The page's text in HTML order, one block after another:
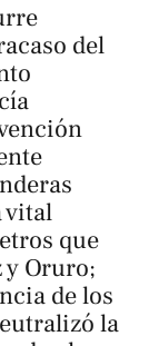
del
vital
que
y Oruro;
de los
la